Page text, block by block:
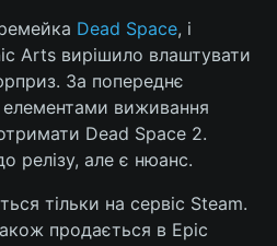
Dead Space, і
Arts вирішило влаштувати
За попереднє
виживання
Dead Space 2.
релізу, але є нюанс.
тільки на сервіс Steam.
продається в Epic